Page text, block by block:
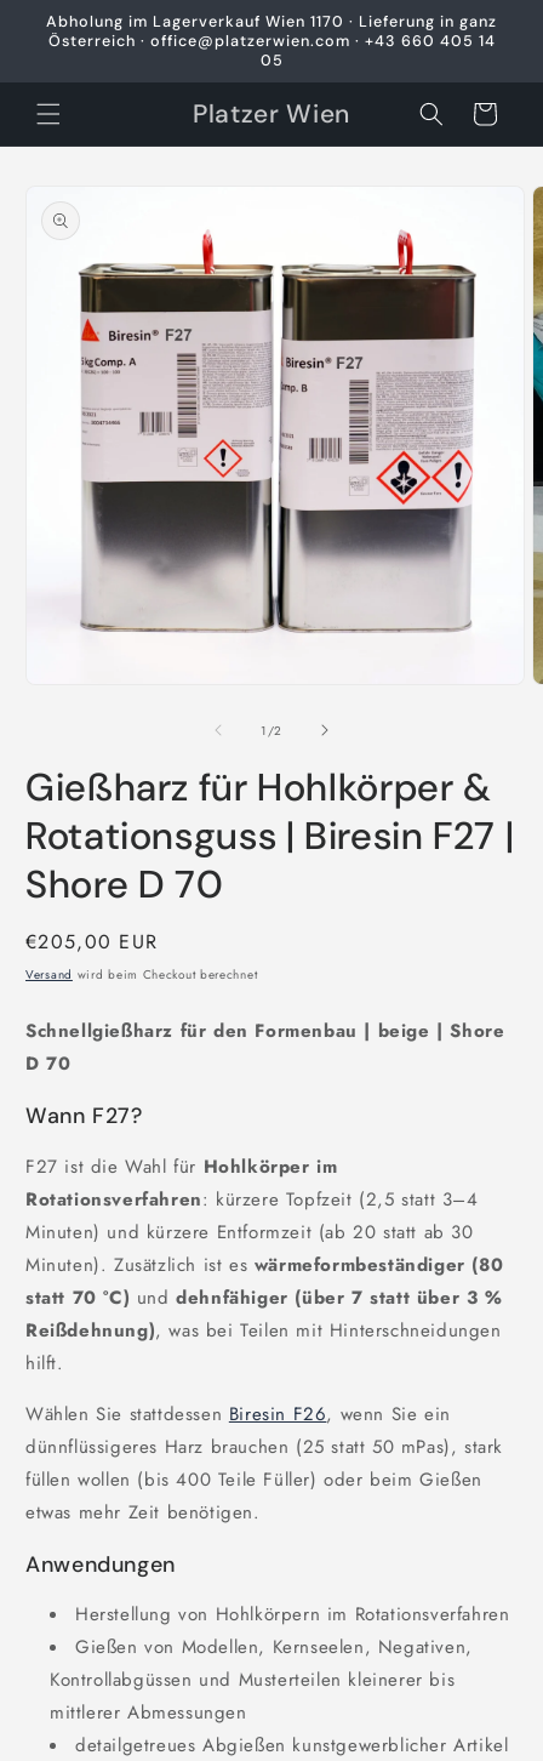
zum
Inhalt
Abholung im Lagerverkauf Wien 1170 · Lieferung in ganz
Österreich · office@platzerwien.com · +43 660 405 14
05
Platzer Wien Warenkorb
in
1 /von
2
Gießharz für Hohlkörper &
Rotationsguss | Biresin F27 |
Shore D 70
Normaler
Preis
€205,00 EUR
Versand wird beim Checkout berechnet
Schnellgießharz für den Formenbau | beige | Shore
D 70
Wann F27?
F27 ist die Wahl für Hohlkörper im
Rotationsverfahren: kürzere Topfzeit (2,5 statt 3–4
Minuten) und kürzere Entformzeit (ab 20 statt ab 30
Minuten). Zusätzlich ist es wärmeformbeständiger (80
statt 70 °C) unddehnfähiger (über 7 statt über 3 %
Reißdehnung), was bei Teilen mit Hinterschneidungen
hilft.
Wählen Sie stattdessen Biresin F26, wenn Sie ein
dünnflüssigeres Harz brauchen (25 statt 50 mPas), stark
füllen wollen (bis 400 Teile Füller) oder beim Gießen
etwas mehr Zeit benötigen.
Anwendungen
Herstellung von Hohlkörpern im Rotationsverfahren
Gießen von Modellen, Kernseelen, Negativen,
Kontrollabgüssen und Musterteilen kleinerer bis
mittlerer Abmessungen
detailgetreues Abgießen kunstgewerblicher Artikel